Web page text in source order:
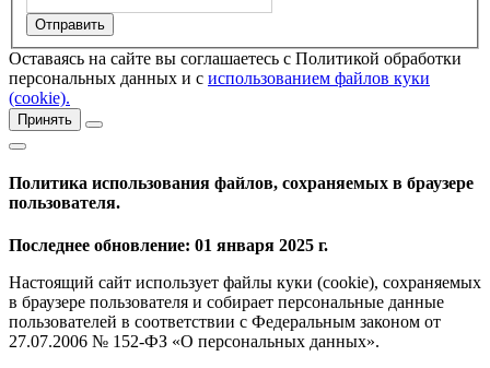
Оставаясь на сайте вы соглашаетесь с Политикой обработки
персональных данных и с использованием файлов куки
(cookie).
Принять
Политика использования файлов, сохраняемых в браузере
пользователя.
Последнее обновление: 01 января 2025 г.
Настоящий сайт использует файлы куки (cookie), сохраняемых
в браузере пользователя и собирает персональные данные
пользователей в соответствии с Федеральным законом от
27.07.2006 № 152-ФЗ «О персональных данных».